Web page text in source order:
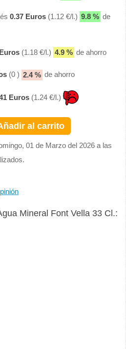
0.37 Euros (1.12 €/l.) 9.8 % de
(1.18 €/l.) 4.9 % de ahorro
(0 ) 2.4 % de ahorro
Euros (1.24 €/l.)
al carrito
01 de Marzo del 2026 a las
Mineral Font Vella 33 Cl.: